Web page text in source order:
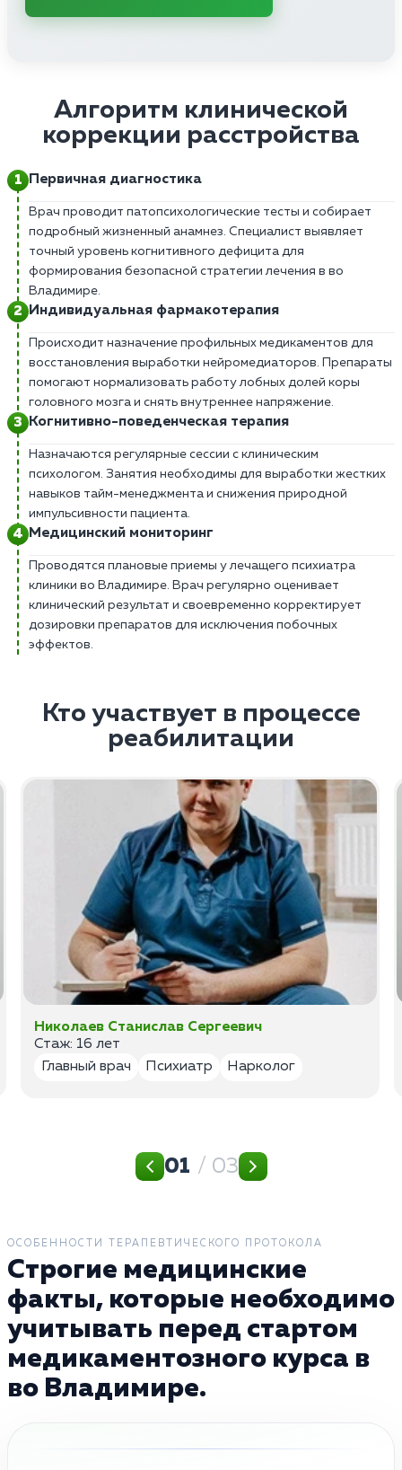
Алгоритм клинической
коррекции расстройства
Первичная диагностика
Врач проводит патопсихологические тесты и собирает
подробный жизненный анамнез. Специалист выявляет
точный уровень когнитивного дефицита для
формирования безопасной стратегии лечения в во
Владимире.
Индивидуальная фармакотерапия
Происходит назначение профильных медикаментов для
восстановления выработки нейромедиаторов. Препараты
помогают нормализовать работу лобных долей коры
головного мозга и снять внутреннее напряжение.
Когнитивно-поведенческая терапия
Назначаются регулярные сессии с клиническим
психологом. Занятия необходимы для выработки жестких
навыков тайм-менеджмента и снижения природной
импульсивности пациента.
Медицинский мониторинг
Проводятся плановые приемы у лечащего психиатра
клиники во Владимире. Врач регулярно оценивает
клинический результат и своевременно корректирует
дозировки препаратов для исключения побочных
эффектов.
Кто участвует в процессе
реабилитации
Николаев Станислав Сергеевич
Стаж: 16 лет
Главный врач
Психиатр Нарколог
01 / 03
ОСОБЕННОСТИ ТЕРАПЕВТИЧЕСКОГО ПРОТОКОЛА
Строгие медицинские
факты, которые необходимо
учитывать перед стартом
медикаментозного курса в
во Владимире.